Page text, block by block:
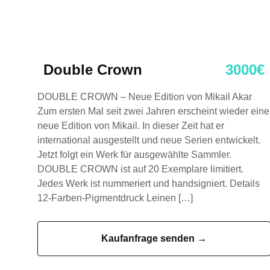
Double Crown 3000€
DOUBLE CROWN – Neue Edition von Mikail Akar
Zum ersten Mal seit zwei Jahren erscheint wieder eine
neue Edition von Mikail. In dieser Zeit hat er
international ausgestellt und neue Serien entwickelt.
Jetzt folgt ein Werk für ausgewählte Sammler.
DOUBLE CROWN ist auf 20 Exemplare limitiert.
Jedes Werk ist nummeriert und handsigniert. Details
12-Farben-Pigmentdruck Leinen […]
Kaufanfrage senden →